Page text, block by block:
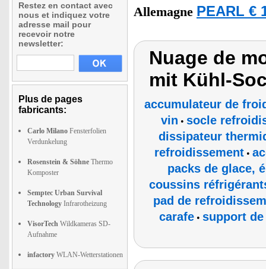
Restez en contact avec
nous et indiquez votre
adresse mail pour
recevoir notre
newsletter:
Plus de pages
fabricants:
Carlo Milano Fensterfolien
Verdunkelung
Rosenstein & Söhne Thermo
Komposter
Semptec Urban Survival
Technology Infrarotheizung
VisorTech Wildkameras SD-
Aufnahme
infactory WLAN-Wetterstationen
Allemagne PEARL €
Nuage de
mit Kühl-
accumulateur de
vin • socle
dissipateur
refroidissement •
packs de glace,
coussins
pad de
carafe• support